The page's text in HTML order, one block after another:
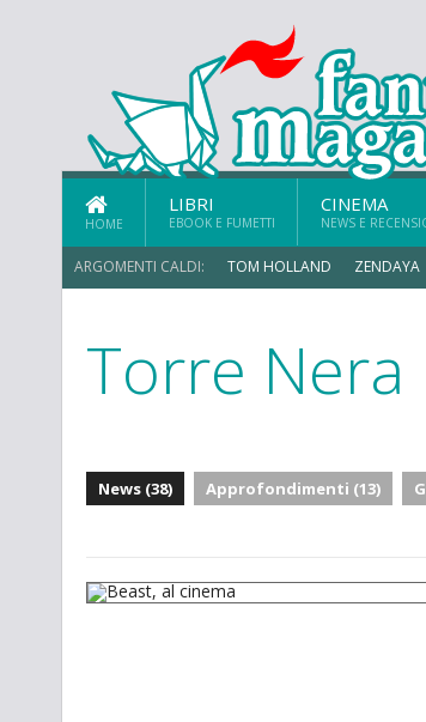
HOME
LIBRI
EBOOK E FUMETTI
CINEMA
NEWS E
ARGOMENTI CALDI: TOM HOLLAND ZENDAYA
Torre Nera
News (38) Approfondimenti (13)